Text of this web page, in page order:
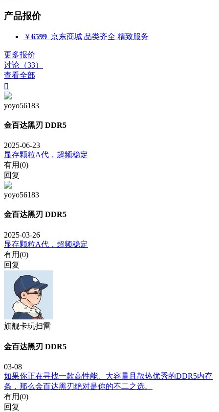
产品报价
￥6599 京东商城 品类齐全 精致服务
更多报价
讨论（33）
查看全部

yoyo56183
金百达黑刃 DDR5
2025-06-23
显存颗粒A代，超频稳定
有用(0)
回复
yoyo56183
金百达黑刃 DDR5
2025-03-26
显存颗粒A代，超频稳定
有用(0)
回复
旗舰卡玩扫雷
金百达黑刃 DDR5
03-08
如果你正在寻找一款高性能、大容量且散热优秀的DDR5内存
条，那么金百达黑刃绝对是你的不二之选。
有用(0)
回复